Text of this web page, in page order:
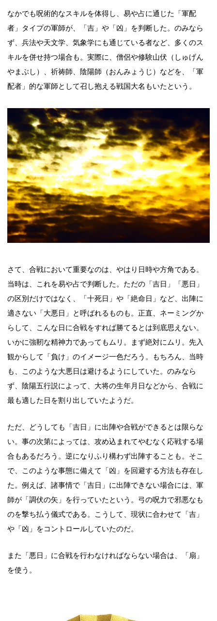
なかでも呪術的なスキルを体得し、易や占に通じた「軍配
者」タイプの軍師が、「吉」や「凶」を判断した。のみなら
ず、兵法や天文学、気象学にも通じている者など、多くのス
キルを併せ持つ場合も。実際に、僧侶や修験山伏（しゅげん
やまぶし）、祈祷師、陰陽師（おんみょうじ）などを、「軍
配者」的な軍師として召し抱える戦国大名もいたという。
さて、合戦において重要なのは、やはり日時や方角である。
当時は、これを易や占で判断した。ただの「吉日」「悪日」
の区別だけではなく、「十死日」や「絶命日」など、出陣に
適さない「大悪日」と呼ばれるものも。正直、ネーミングか
らして、こんな日に合戦をすれば勝てるとは到底思えない。
いかに強靭な精神力であってもムリ。まず絶対にムリ。先入
観からして「負け」のイメージ一色だろう。もちろん、当時
も、このような大悪日は避けるようにしていた。のみなら
ず、陰陽五行説によって、大将の生年月日などから、合戦に
最も適した日を割り出していたようだ。
ただ、どうしても「吉日」に出陣や合戦ができるとは限らな
い。事の次第によっては、攻め込まれてやむなく応戦する場
合もあるだろう。逆になりふり構わず出陣することも。そこ
で、このような事態に備えて「凶」を回避する方法も存在し
た。例えば、諸事情で「吉日」に出陣できない場合には、軍
師が「調伏の矢」を行っていたという。弓の呪力で邪悪なも
のを撃ち払う儀式である。こうして、現状に合わせて「吉」
や「凶」をコントロールしていたのだ。
また「悪日」に合戦を行わなければならない場合は、「扇」
を使う。